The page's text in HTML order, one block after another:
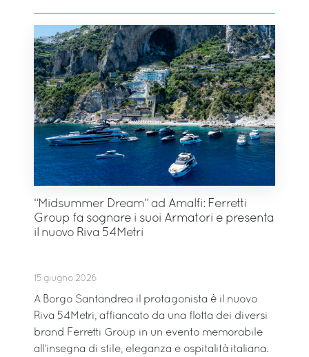
“Midsummer Dream” ad Amalfi: Ferretti
Group fa sognare i suoi Armatori e presenta
il nuovo Riva 54Metri
15 giugno 2026
A Borgo Santandrea il protagonista è il nuovo
Riva 54Metri, affiancato da una flotta dei diversi
brand Ferretti Group in un evento memorabile
all’insegna di stile, eleganza e ospitalità italiana.